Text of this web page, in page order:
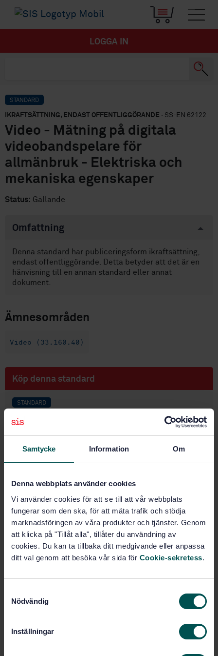
Samtycke Information Om
Denna webbplats använder cookies
Vi använder cookies för att se till att vår webbplats
fungerar som den ska, för att mäta trafik och stödja
marknadsföringen av våra produkter och tjänster. Genom
att klicka på "Tillåt alla", tillåter du användning av
cookies. Du kan ta tillbaka ditt medgivande eller anpassa
ditt val genom att besöka vår sida för Cookie-sekretess.
Nödvändig
Inställningar
LOGGA IN
STANDARD
IKRAFTSÄTTNING, ENDAST OFFENTLIGGÖRANDE · SS-EN 62122
Video - Mätning på digitala
videobandspelare för
allmänbruk - Elektriska och
mekaniska egenskaper
Status: Gällande
Omfattning
Denna standard har publiceringsform ikraftsättning,
endast offentliggörande. Detta betyder att det är en
hänvisning till en annan standard eller annat
dokument.
Ämnesområden
Video (33.160.40)
Köp denna standard
STANDARD
IKRAFTSÄTTNING, ENDAST OFFENTLIGGÖRANDE· SS-EN
allmänbruk - Elektriska och mekaniska egenskaper
Pris:
PDF
Lägg i varukorgen
Produktinformation
Språk: Engelska
Internationell titel:
Methods of measurement
Electronic and mechanical performances